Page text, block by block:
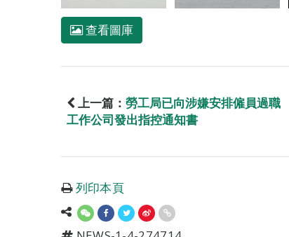
查看圖庫
上一篇： 勞工局已向涉嫌安排僱員過職
工作公司發出指控通知書
列印本頁